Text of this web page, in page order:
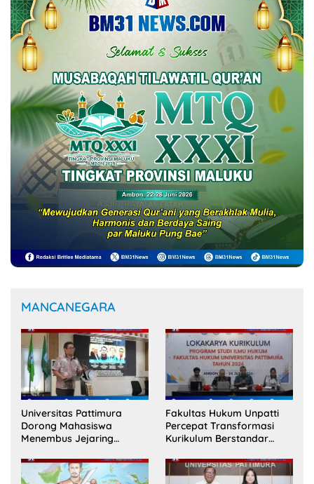
MANCANEGARA
Universitas Pattimura
Dorong Mahasiswa
Menembus Jejaring
Kolaborasi Diaspora
Indonesia
Fakultas Hukum Unpatti
Percepat Transformasi
Kurikulum Berstandar
Akreditasi ACQUIN